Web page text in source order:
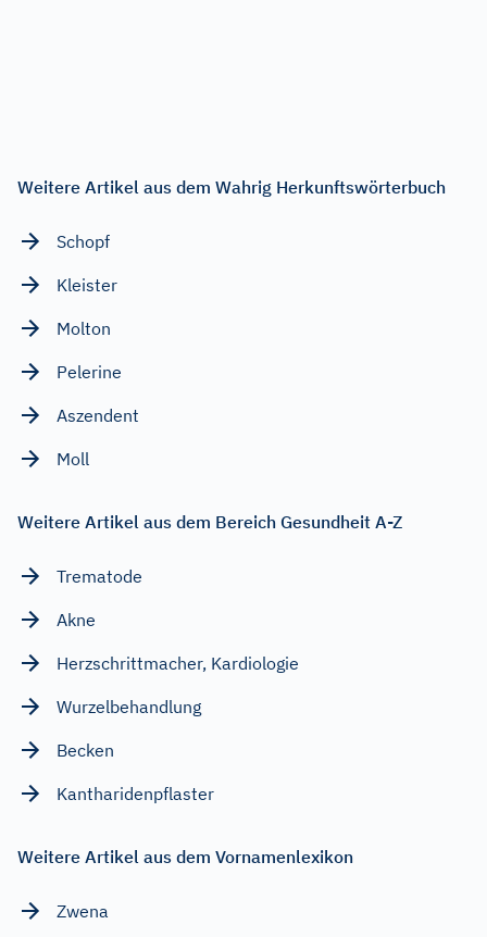
Weitere Artikel aus dem Wahrig Herkunftswörterbuch
Schopf
Kleister
Molton
Pelerine
Aszendent
Moll
Weitere Artikel aus dem Bereich Gesundheit A-Z
Trematode
Akne
Herzschrittmacher, Kardiologie
Wurzelbehandlung
Becken
Kantharidenpflaster
Weitere Artikel aus dem Vornamenlexikon
Zwena